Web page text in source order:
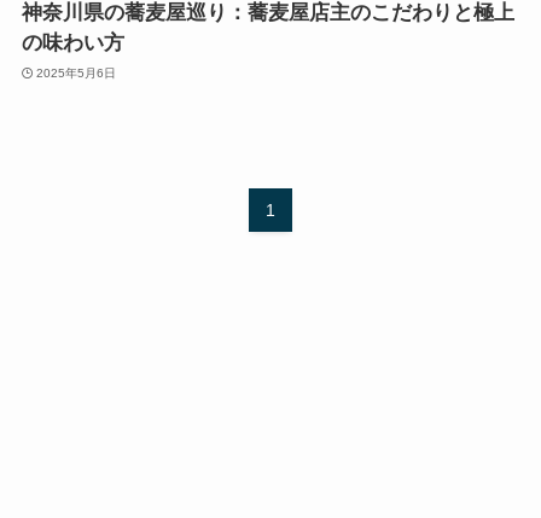
神奈川県の蕎麦屋巡り：蕎麦屋店主のこだわりと極上
の味わい方
2025年5月6日
1